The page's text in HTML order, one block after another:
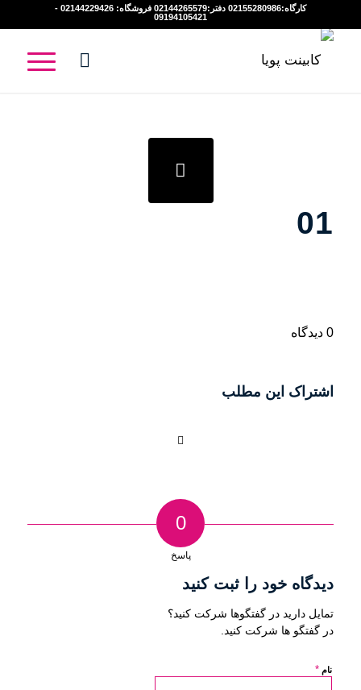
کارگاه:02155280986 دفتر:02144265579 فروشگاه: 02144229426 -
09194105421
01
0 دیدگاه
اشتراک این مطلب
0
پاسخ
دیدگاه خود را ثبت کنید
تمایل دارید در گفتگوها شرکت کنید؟
در گفتگو ها شرکت کنید.
نام *